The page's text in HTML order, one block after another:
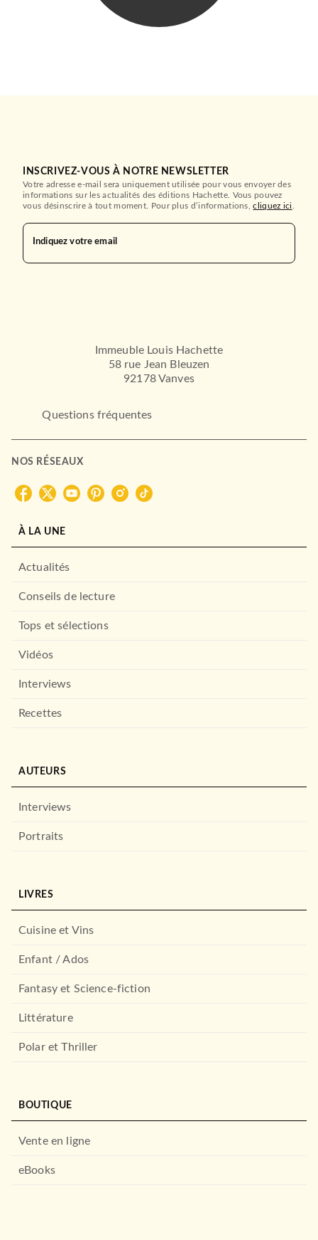
HACHETTE TOURISME
INSCRIVEZ-VOUS À NOTRE NEWSLETTER
Votre adresse e-mail sera uniquement utilisée pour vous envoyer des
informations sur les actualités des éditions Hachette. Vous pouvez
vous désinscrire à tout moment. Pour plus d’informations,cliquez ici
Indiquez votre email
Immeuble Louis Hachette
58 rue Jean Bleuzen
92178 Vanves
Questions fréquentes
NOS RÉSEAUX
À LA UNE
Actualités
Conseils de lecture
Tops et sélections
Vidéos
Interviews
Recettes
AUTEURS
Interviews
Portraits
LIVRES
Cuisine et Vins
Enfant / Ados
Fantasy et Science-fiction
Littérature
Polar et Thriller
BOUTIQUE
Vente en ligne
eBooks